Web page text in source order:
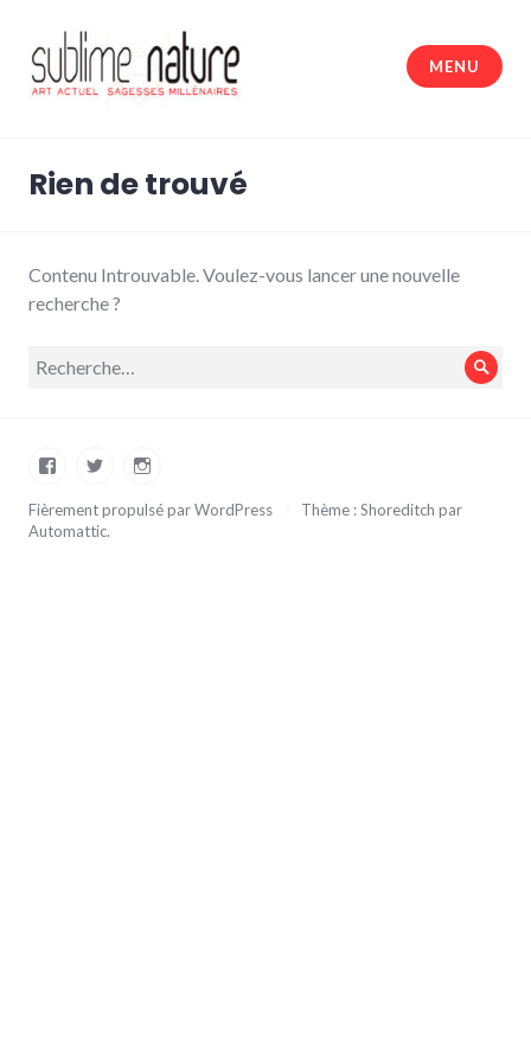
contenu
principal
MENU
Rien de trouvé
Contenu Introuvable. Voulez-vous lancer une nouvelle
recherche ?
Recherche
FacebookTwitterInstagram
Fièrement propulsé par WordPress
Thème : Shoreditch par
Automattic.